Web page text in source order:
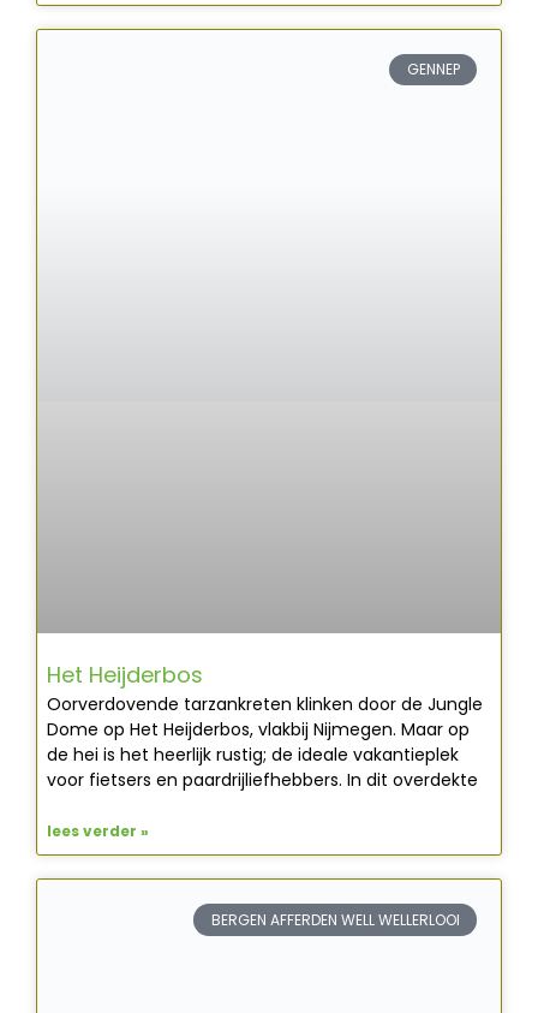
GENNEP
Het Heijderbos
Oorverdovende tarzankreten klinken door de Jungle
Dome op Het Heijderbos, vlakbij Nijmegen. Maar op
de hei is het heerlijk rustig; de ideale vakantieplek
voor fietsers en paardrijliefhebbers. In dit overdekte
lees verder »
BERGEN AFFERDEN WELL WELLERLOOI